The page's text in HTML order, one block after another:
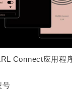
Connect应用程
号